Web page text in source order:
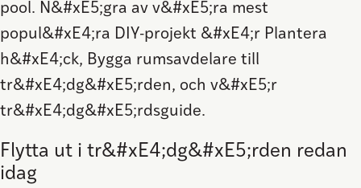
pool. N&#xE5;gra av v&#xE5;ra mest
popul&#xE4;ra DIY-projekt &#xE4;r Plantera
h&#xE4;ck, Bygga rumsavdelare till
tr&#xE4;dg&#xE5;rden, och v&#xE5;r
tr&#xE4;dg&#xE5;rdsguide.
Flytta ut i tr&#xE4;dg&#xE5;rden redan
idag